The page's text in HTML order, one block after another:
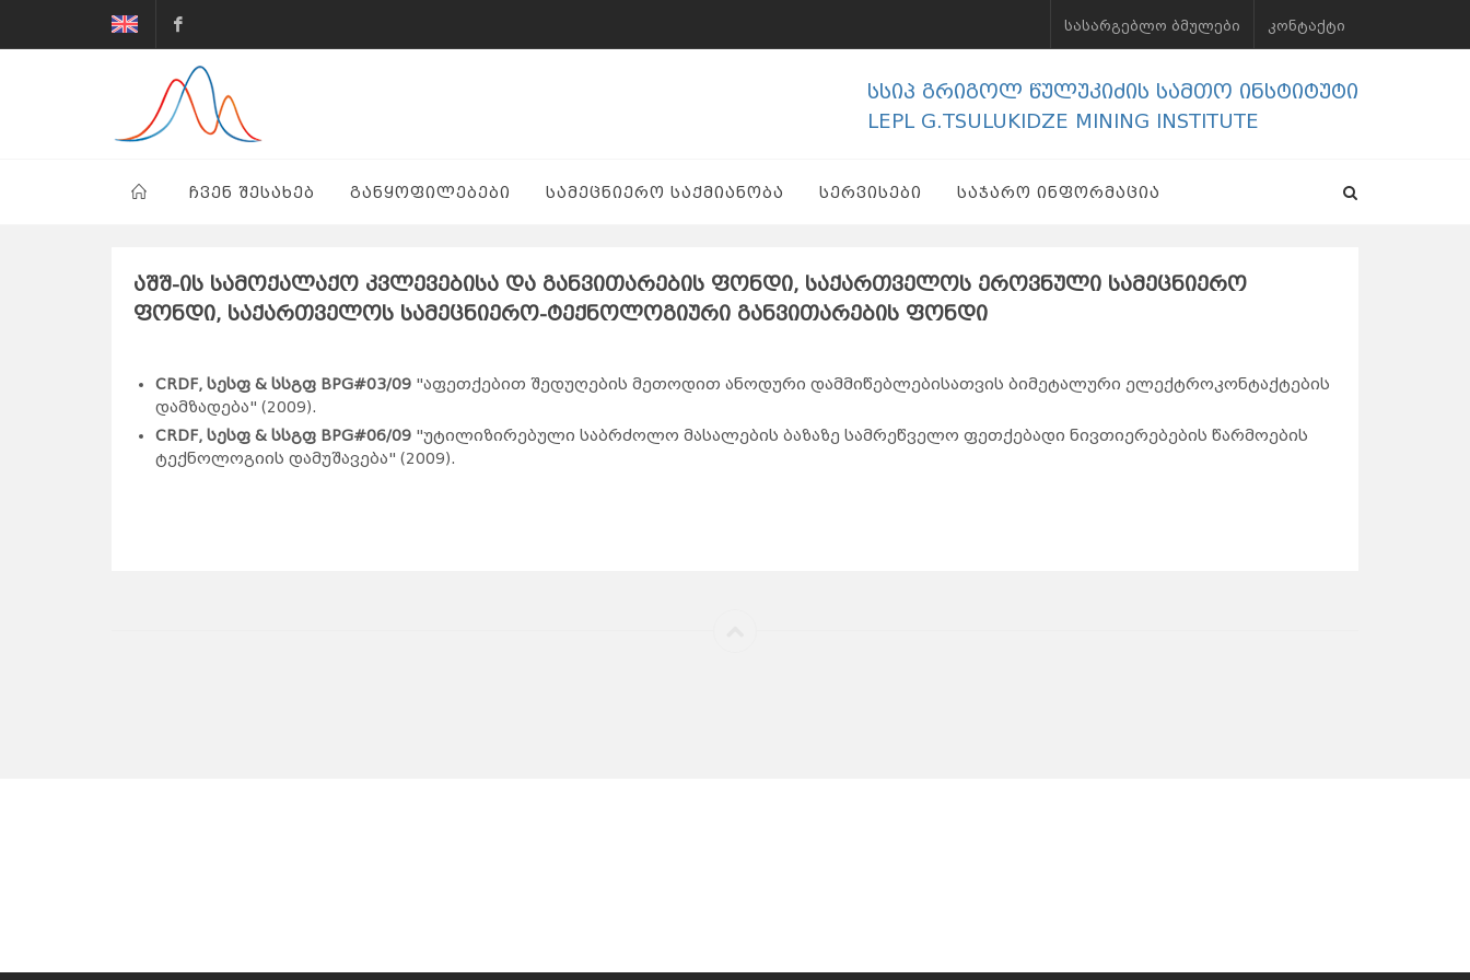
G.Tsulukidze
Mining
ᲡᲐᲡᲐᲠᲒᲔᲑᲚᲝ ᲑᲛᲣᲚᲔᲑᲘ ᲙᲝᲜᲢᲐᲥᲢᲘ
სსიპ გრიგოლ წულუკიძის სამთო ინსტიტუტი
LEPL G.TSULUKIDZE MINING INSTITUTE
ᲩᲕᲔᲜ ᲨᲔᲡᲐᲮᲔᲑ ᲒᲐᲜᲧᲝᲤᲘᲚᲔᲑᲔᲑᲘ ᲡᲐᲛᲔᲪᲜᲘᲔᲠᲝ ᲡᲐᲥᲛᲘᲐᲜᲝᲑᲐ ᲡᲔᲠᲕᲘᲡᲔᲑᲘ ᲡᲐᲯᲐᲠᲝ ᲘᲜᲤᲝᲠᲛᲐᲪᲘᲐ
აშშ-ის სამოქალაქო კვლევებისა და განვითარების ფონდი, საქართველოს ეროვნული სამეცნიერო
ფონდი, საქართველოს სამეცნიერო-ტექნოლოგიური განვითარების ფონდი
CRDF, სესფ & სსგფ BPG#03/09 "აფეთქებით შედუღების მეთოდით ანოდური დამმიწებლებისათვის ბიმეტალური ელექტროკონტაქტების
დამზადება" (2009).
CRDF, სესფ & სსგფ BPG#06/09 "უტილიზირებული საბრძოლო მასალების ბაზაზე სამრეწველო ფეთქებადი ნივთიერებების წარმოების
ტექნოლოგიის დამუშავება" (2009).